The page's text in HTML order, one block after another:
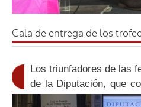
Gala de entrega de los
Los triunfadores de las
de la Diputación, que